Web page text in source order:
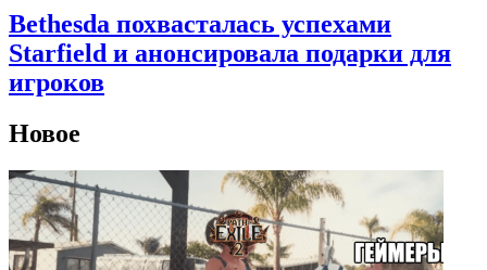
Bethesda похвасталась успехами
Starfield и анонсировала подарки для
игроков
Новое